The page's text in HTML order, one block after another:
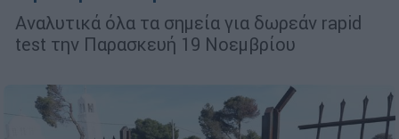
Αναλυτικά όλα τα σημεία για δωρεάν rapid
test την Παρασκευή 19 Νοεμβρίου